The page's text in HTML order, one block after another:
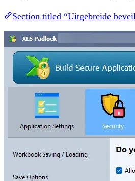
Section titled “Uitgebreide